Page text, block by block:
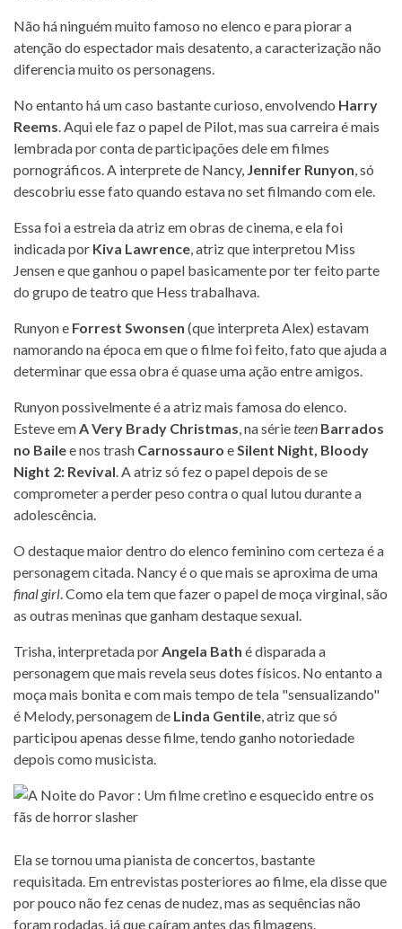
Não há ninguém muito famoso no elenco e para piorar a
atenção do espectador mais desatento, a caracterização não
diferencia muito os personagens.
No entanto há um caso bastante curioso, envolvendo Harry
Reems. Aqui ele faz o papel de Pilot, mas sua carreira é mais
lembrada por conta de participações dele em filmes
pornográficos. A interprete de Nancy, Jennifer Runyon, só
descobriu esse fato quando estava no set filmando com ele.
Essa foi a estreia da atriz em obras de cinema, e ela foi
indicada por Kiva Lawrence, atriz que interpretou Miss
Jensen e que ganhou o papel basicamente por ter feito parte
do grupo de teatro que Hess trabalhava.
Runyon e Forrest Swonsen (que interpreta Alex) estavam
namorando na época em que o filme foi feito, fato que ajuda a
determinar que essa obra é quase uma ação entre amigos.
Runyon possivelmente é a atriz mais famosa do elenco.
Esteve emA Very Brady Christmas, na sérieteen Barrados
no Bailee nos trash Carnossauro eSilent Night, Bloody
Night 2: Revival. A atriz só fez o papel depois de se
comprometer a perder peso contra o qual lutou durante a
adolescência.
O destaque maior dentro do elenco feminino com certeza é a
personagem citada. Nancy é o que mais se aproxima de uma
final girl. Como ela tem que fazer o papel de moça virginal, são
as outras meninas que ganham destaque sexual.
Trisha, interpretada porAngela Bath é disparada a
personagem que mais revela seus dotes físicos. No entanto a
moça mais bonita e com mais tempo de tela "sensualizando"
é Melody, personagem de Linda Gentile, atriz que só
participou apenas desse filme, tendo ganho notoriedade
depois como musicista.
Ela se tornou uma pianista de concertos, bastante
requisitada. Em entrevistas posteriores ao filme, ela disse que
por pouco não fez cenas de nudez, mas as sequências não
foram rodadas, já que caíram antes das filmagens.